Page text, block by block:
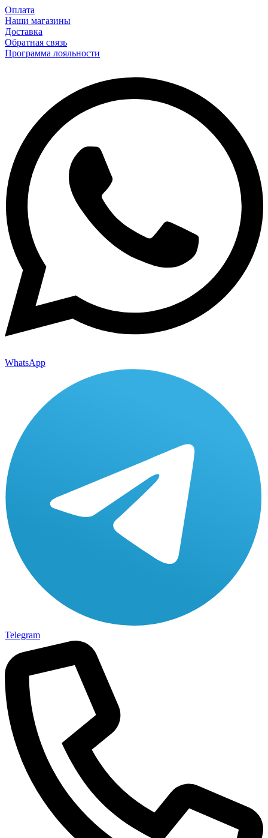
Оплата
Наши магазины
Доставка
Обратная связь
Программа лояльности
WhatsApp
Telegram